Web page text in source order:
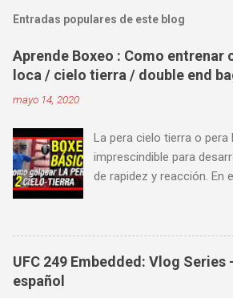
Entradas populares de este blog
Aprende Boxeo : Como entrenar
loca / cielo tierra / double end
mayo 14, 2020
La pera cielo tierra o
imprescindible para
de rapidez y reacción. En
fuerza o la
es fenomenal para
contra golpes a alta
también las entradas
UFC 249 Embedded: Vlog Series
español